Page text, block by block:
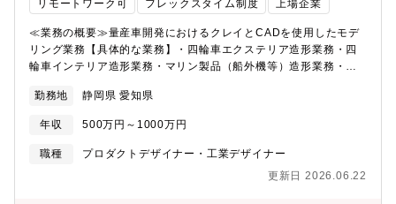
だき、経験やスキルに応じ、早い段階で即戦力として活躍するこ
定める取り組みや、進化が著しい生成AIを組み込んだ新しいデザ
インプロセス構築のトライ＆エラーにも、クリエイティブな組織
の一員として携わっていただきます。将来的にはCGクリエイター
を牽引する開発責任者（リーダー）としての活躍を期待します。
ャリアプラン≫【役職】係長、将来的に管理職へとキャリアアッ
はもちろんですが、会社の定める英語能力や素質などの条件が揃
えば、キャリアアップは可能です。【キャリアプラン】スズキで
リモートワーク可 フレックスタイム制度 上場企業
≪業務の概要≫量産車開発におけるクレイとCADを使用したモデ
リング業務【具体的な業務】・四輪車エクステリア造形業務・四
輪車インテリア造形業務・マリン製品（船外機等）造形業務・電
にするスケールモデル製作から、設計要件を盛り込んだラフCAD
データ作成、1/1クレイモデル製作を経て、量産金型に反映される
最終CADデータ作成まで、量産デザイン開発における全ステージ
のクレイ・CAD双方を使用した造形業務を担当していただきま
中で、スズキのみで成長したモデラ―では持ちえない、外部から
勤務地 静岡県 愛知県
年収 500万円～1000万円
職種
プロダクトデザイナー・工業デザイナー
更新日 2026.06.22